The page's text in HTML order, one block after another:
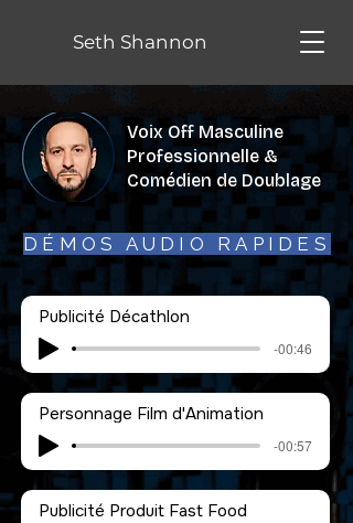
Seth Shannon
Voix Off Masculine
Professionnelle &
Comédien de Doublage
DÉMOS AUDIO RAPIDES
Publicité Décathlon
-00:46
Personnage Film d'Animation
-00:57
Publicité Produit Fast Food